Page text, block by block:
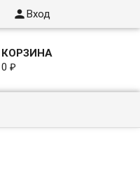
Вход
КОРЗИНА
0₽